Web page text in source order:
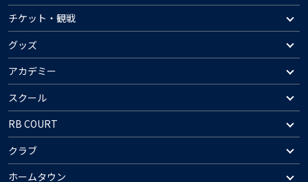
チケット・観戦
グッズ
アカデミー
スクール
RB COURT
クラブ
ホームタウン